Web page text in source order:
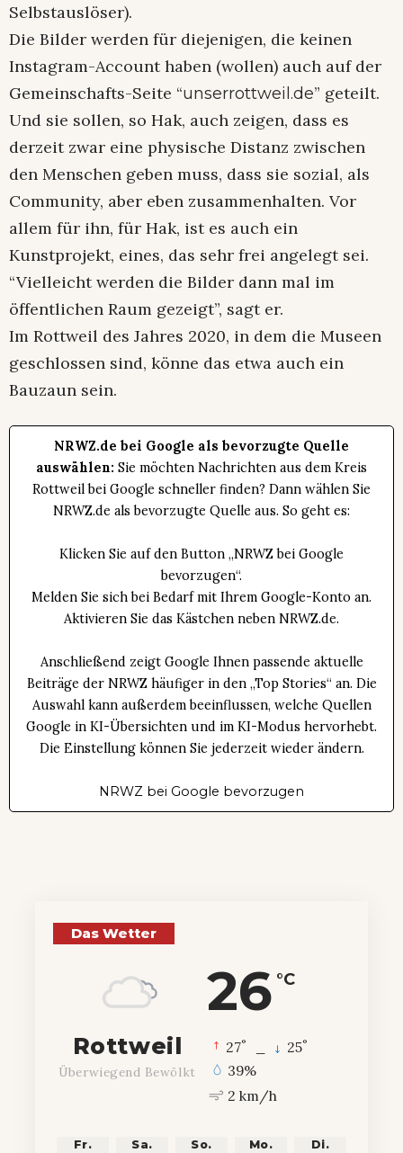
Selbstauslöser).
Die Bilder werden für diejenigen, die keinen
Instagram-Account haben (wollen) auch auf der
Gemeinschafts-Seite “unserrottweil.de” geteilt.
Und sie sollen, so Hak, auch zeigen, dass es
derzeit zwar eine physische Distanz zwischen
den Menschen geben muss, dass sie sozial, als
Community, aber eben zusammenhalten. Vor
allem für ihn, für Hak, ist es auch ein
Kunstprojekt, eines, das sehr frei angelegt sei.
“Vielleicht werden die Bilder dann mal im
öffentlichen Raum gezeigt”, sagt er.
Im Rottweil des Jahres 2020, in dem die Museen
geschlossen sind, könne das etwa auch ein
Bauzaun sein.
NRWZ.de bei Google als bevorzugte Quelle
auswählen: Sie möchten Nachrichten aus dem Kreis
Rottweil bei Google schneller finden? Dann wählen Sie
NRWZ.de als bevorzugte Quelle aus. So geht es:
Klicken Sie auf den Button „NRWZ bei Google
bevorzugen“.
Melden Sie sich bei Bedarf mit Ihrem Google-Konto an.
Aktivieren Sie das Kästchen neben NRWZ.de.
Anschließend zeigt Google Ihnen passende aktuelle
Beiträge der NRWZ häufiger in den „Top Stories“ an. Die
Auswahl kann außerdem beeinflussen, welche Quellen
Google in KI-Übersichten und im KI-Modus hervorhebt.
Die Einstellung können Sie jederzeit wieder ändern.
NRWZ bei Google bevorzugen
Das Wetter
26 °C
Rottweil
Überwiegend Bewölkt
27° 25°
39%
2 km/h
Fr. Sa. So. Mo. Di.